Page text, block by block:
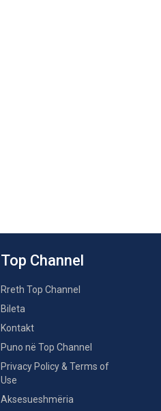
Top Channel
Rreth Top Channel
Bileta
Kontakt
Puno në Top Channel
Privacy Policy & Terms of
Use
Aksesueshmëria